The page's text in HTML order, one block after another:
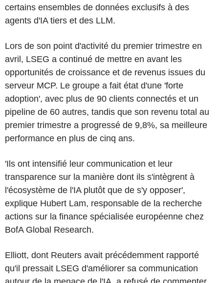
certains ensembles de données exclusifs à des
agents d'IA tiers et des LLM.
Lors de son point d'activité du premier trimestre en
avril, LSEG a continué de mettre en avant les
opportunités de croissance et de revenus issues du
serveur MCP. Le groupe a fait état d'une 'forte
adoption', avec plus de 90 clients connectés et un
pipeline de 60 autres, tandis que son revenu total au
premier trimestre a progressé de 9,8%, sa meilleure
performance en plus de cinq ans.
'Ils ont intensifié leur communication et leur
transparence sur la manière dont ils s'intègrent à
l'écosystème de l'IA plutôt que de s'y opposer',
explique Hubert Lam, responsable de la recherche
actions sur la finance spécialisée européenne chez
BofA Global Research.
Elliott, dont Reuters avait précédemment rapporté
qu'il pressait LSEG d'améliorer sa communication